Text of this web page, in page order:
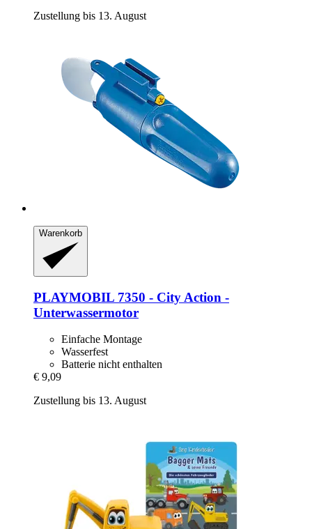
Zustellung bis 13. August
Warenkorb
PLAYMOBIL 7350 -​ City Action -​
Unterwassermotor
Einfache Montage
Wasserfest
Batterie nicht enthalten
€ 9,09
Zustellung bis 13. August